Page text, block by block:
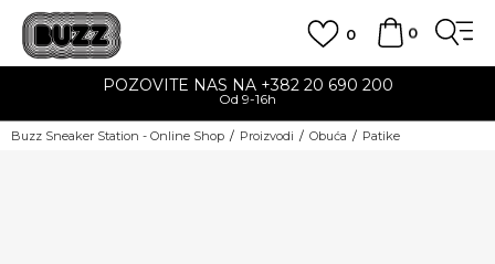
0
0
POZOVITE NAS NA +382 20 690 200
Od 9-16h
Buzz Sneaker Station - Online Shop Proizvodi Obuća Patike